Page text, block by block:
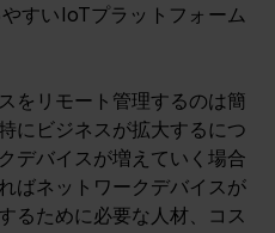
すいIoTプラットフォーム
をリモート管理するのは簡
にビジネスが拡大するにつ
デバイスが増えていく場合
ばネットワークデバイスが
るために必要な人材、コス